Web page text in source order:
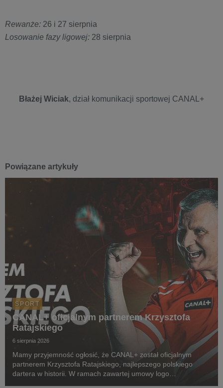
Rewanże: 26 i 27 sierpnia
Losowanie fazy ligowej: 28 sierpnia
Błażej Wiciak, dział komunikacji sportowej CANAL+
Powiązane artykuły
SPORT
CANAL+ oficjalnym partnerem Krzysztofa
Ratajskiego
6 sierpnia 2026
Mamy przyjemność ogłosić, że CANAL+ został oficjalnym
partnerem Krzysztofa Ratajskiego, najlepszego polskiego
dartera w historii. W ramach zawartej umowy logo